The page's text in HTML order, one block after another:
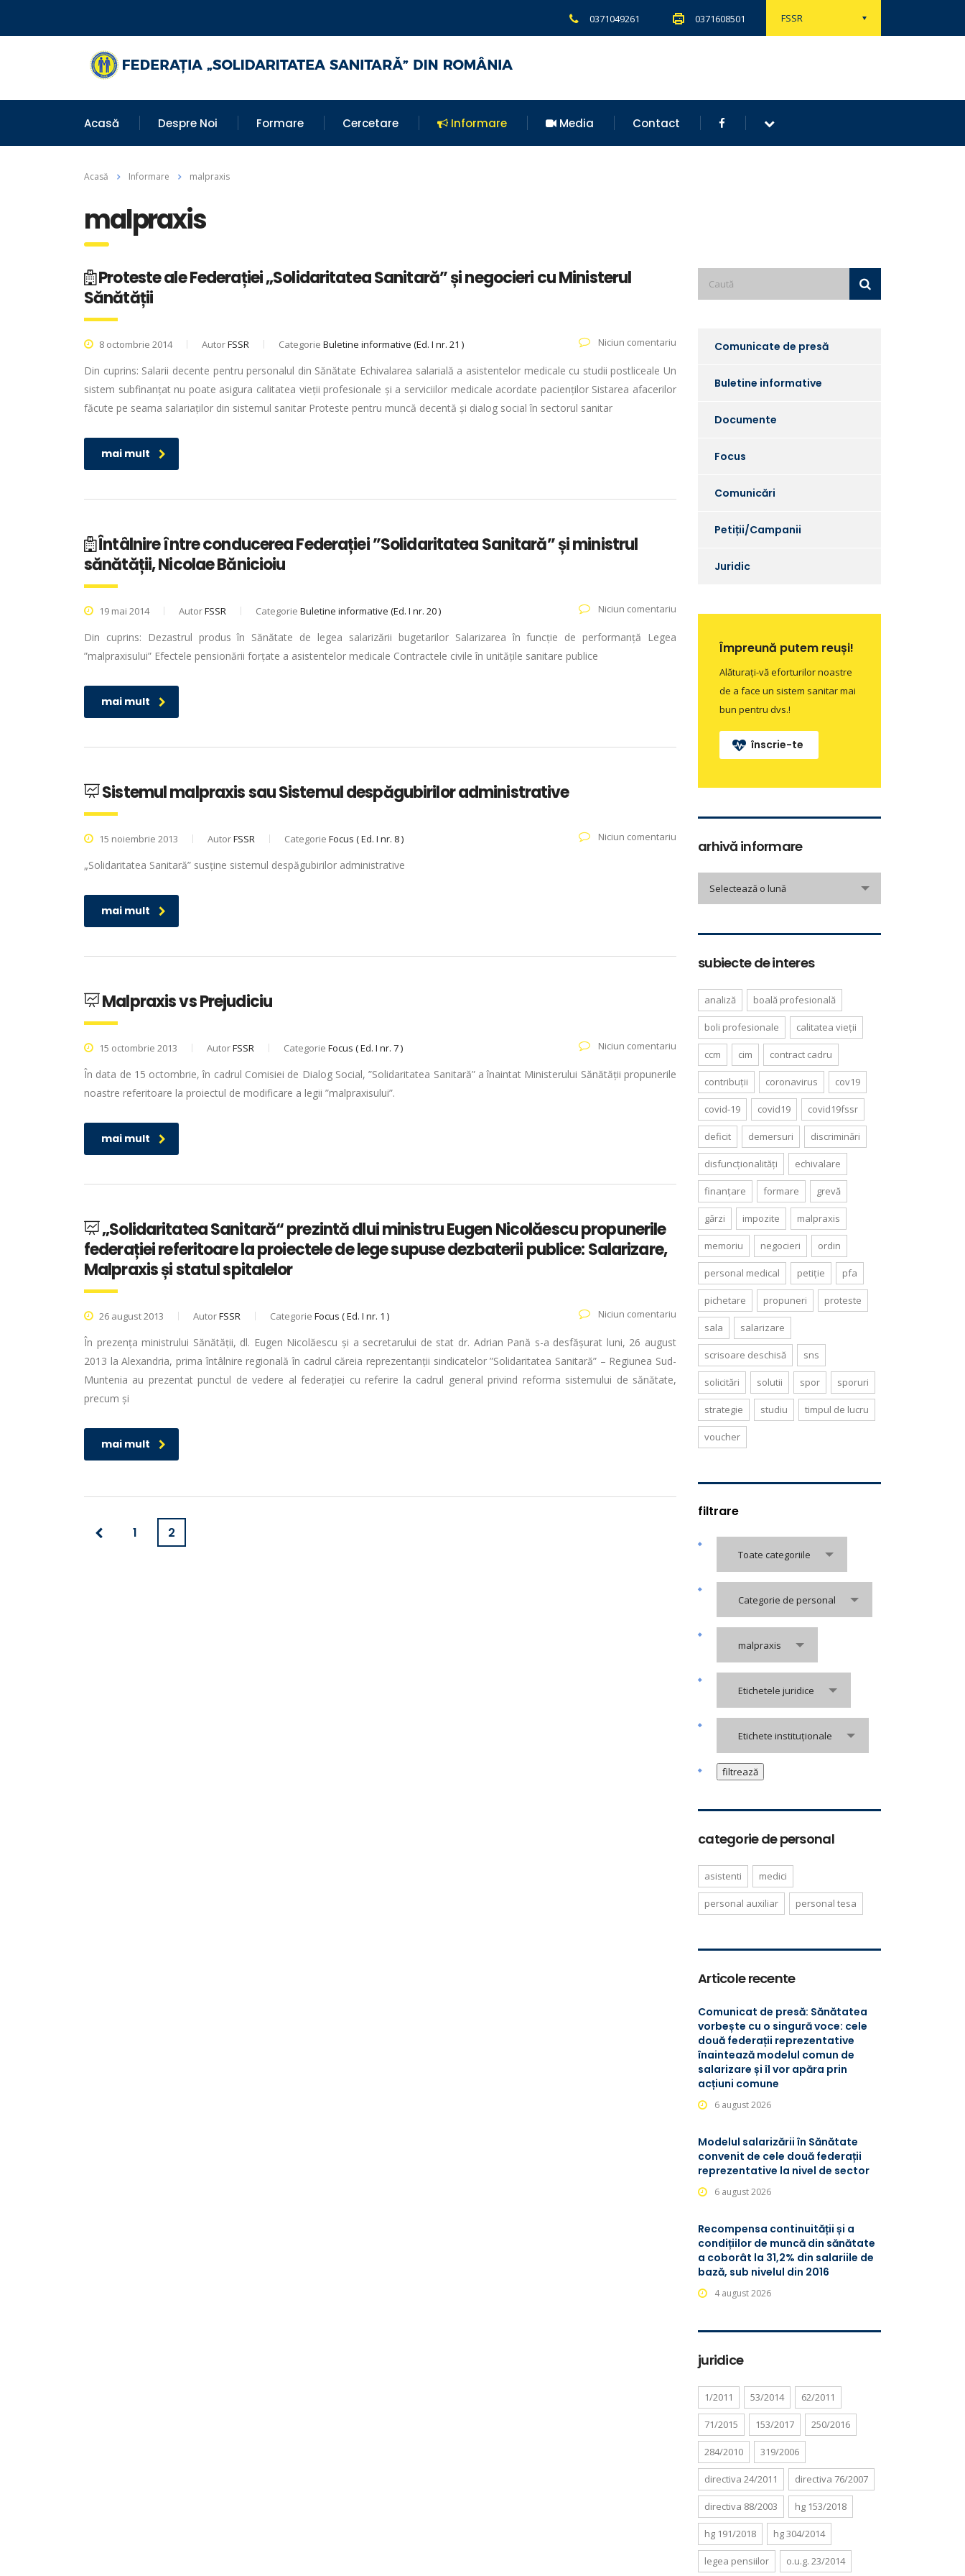
FSSR
0371049261 0371608501
Acasă Despre Noi Formare Cercetare Informare Media Contact
Acasă Informare malpraxis
malpraxis
Proteste ale Federației „Solidaritatea Sanitară” și negocieri cu Ministerul
Sănătății
8 octombrie 2014 AutorFSSR Categorie Buletine informative (Ed. I nr. 21 ) Niciun comentariu
Din cuprins: Salarii decente pentru personalul din Sănătate Echivalarea salarială a asistentelor medicale cu studii postliceale Un
sistem subfinanțat nu poate asigura calitatea vieții profesionale și a serviciilor medicale acordate pacienților Sistarea afacerilor
făcute pe seama salariaților din sistemul sanitar Proteste pentru muncă decentă și dialog social în sectorul sanitar
mai mult
Întâlnire între conducerea Federației ”Solidaritatea Sanitară” și ministrul
sănătății, Nicolae Bănicioiu
19 mai 2014 AutorFSSR Categorie Buletine informative (Ed. I nr. 20 ) Niciun comentariu
Din cuprins: Dezastrul produs în Sănătate de legea salarizării bugetarilor Salarizarea în funcție de performanță Legea
”malpraxisului” Efectele pensionării forțate a asistentelor medicale Contractele civile în unitățile sanitare publice
mai mult
Sistemul malpraxis sau Sistemul despăgubirilor administrative
15 noiembrie 2013 AutorFSSR Categorie Focus ( Ed. I nr. 8 ) Niciun comentariu
„Solidaritatea Sanitară” susține sistemul despăgubirilor administrative
mai mult
Malpraxis vs Prejudiciu
15 octombrie 2013 AutorFSSR Categorie Focus ( Ed. I nr. 7 ) Niciun comentariu
În data de 15 octombrie, în cadrul Comisiei de Dialog Social, ”Solidaritatea Sanitară” a înaintat Ministerului Sănătății propunerile
noastre referitoare la proiectul de modificare a legii ”malpraxisului”.
mai mult
„Solidaritatea Sanitară“ prezintă dlui ministru Eugen Nicolăescu propunerile
federației referitoare la proiectele de lege supuse dezbaterii publice: Salarizare,
Malpraxis și statul spitalelor
26 august 2013 AutorFSSR Categorie Focus ( Ed. I nr. 1 ) Niciun comentariu
În prezența ministrului Sănătății, dl. Eugen Nicolăescu și a secretarului de stat dr. Adrian Pană s-a desfășurat luni, 26 august
2013 la Alexandria, prima întâlnire regională în cadrul căreia reprezentanții sindicatelor ”Solidaritatea Sanitară” – Regiunea Sud-
Muntenia au prezentat punctul de vedere al federației cu referire la cadrul general privind reforma sistemului de sănătate,
precum și
mai mult
1 2
Comunicate de presă
Buletine informative
Documente
Focus
Comunicări
Petiții/Campanii
Juridic
Împreună putem reuși!
Alăturați-vă eforturilor noastre
de a face un sistem sanitar mai
bun pentru dvs.!
înscrie-te
arhivă informare
informare
Selectează o lună
subiecte de interes
analiză boală profesională
boli profesionale calitatea vieții
ccm cim contract cadru
contribuții coronavirus cov19
covid-19 covid19 covid19fssr
deficit demersuri discriminări
disfuncționalități echivalare
finanțare formare grevă
gărzi impozite malpraxis
memoriu negocieri ordin
personal medical petiție pfa
pichetare propuneri proteste
sala salarizare
scrisoare deschisă sns
solicitări solutii spor sporuri
strategie studiu timpul de lucru
voucher
filtrare
Toate categoriile
Categorie de personal
malpraxis
Etichetele juridice
Etichete instituționale
categorie de personal
asistenti medici
personal auxiliar personal tesa
Articole recente
Comunicat de presă: Sănătatea
vorbește cu o singură voce: cele
două federații reprezentative
înaintează modelul comun de
salarizare și îl vor apăra prin
acțiuni comune
6 august 2026
Modelul salarizării în Sănătate
convenit de cele două federații
reprezentative la nivel de sector
6 august 2026
Recompensa continuității și a
condițiilor de muncă din sănătate
a coborât la 31,2% din salariile de
bază, sub nivelul din 2016
4 august 2026
juridice
1/2011 53/2014 62/2011
71/2015 153/2017 250/2016
284/2010 319/2006
directiva 24/2011 directiva 76/2007
directiva 88/2003 hg 153/2018
hg 191/2018 hg 304/2014
legea pensiilor o.u.g. 23/2014